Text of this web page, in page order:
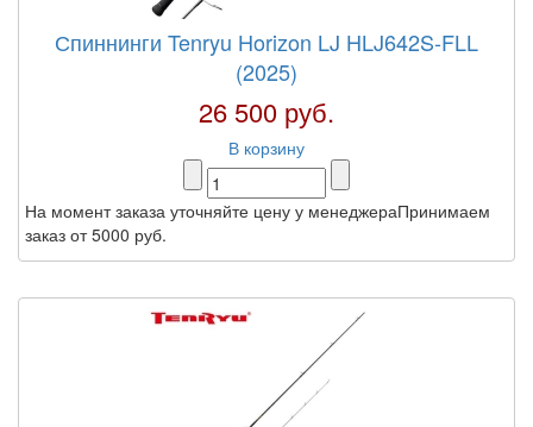
Спиннинги Tenryu Horizon LJ HLJ642S-FLL
(2025)
26 500 руб.
В корзину
На момент заказа уточняйте цену у менеджераПринимаем
заказ от 5000 руб.